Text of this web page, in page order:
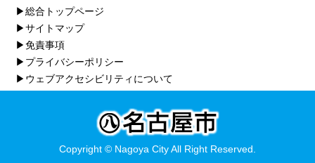
▶総合トップページ
▶サイトマップ
▶免責事項
▶プライバシーポリシー
▶ウェブアクセシビリティについて
Copyright © Nagoya City All Right Reserved.